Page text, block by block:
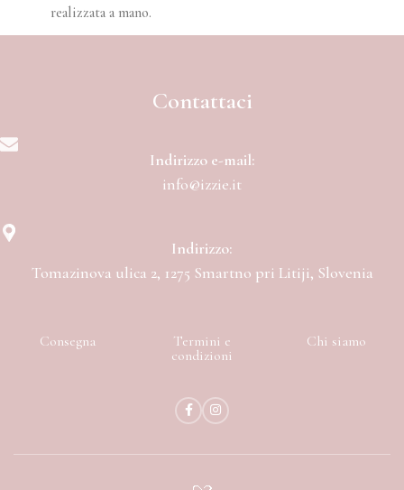
realizzata a mano.
Contattaci
Indirizzo e-mail:
info@izzie.it
Indirizzo:
Tomazinova ulica 2, 1275 Smartno pri Litiji, Slovenia
Consegna
Termini e
condizioni
Chi siamo